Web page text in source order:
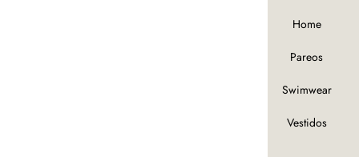
Home
Pareos
Swimwear
Vestidos